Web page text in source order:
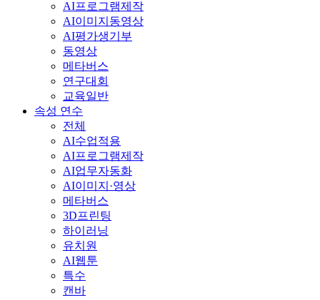
AI프로그램제작
AI이미지동영상
AI평가생기부
동영상
메타버스
연구대회
교육일반
속성 연수
전체
AI수업적용
AI프로그램제작
AI업무자동화
AI이미지·영상
메타버스
3D프린팅
하이러닝
유치원
AI웹툰
특수
캔바